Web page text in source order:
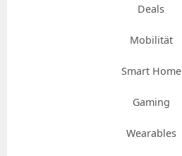
Deals
Mobilität
Smart Home
Gaming
Wearables